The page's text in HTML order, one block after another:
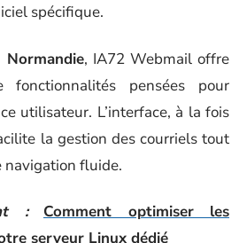
spécifique.
, IA72 Webmail offre
pensées pour
utilisateur. L’interface, à la fois
la gestion des courriels tout
navigation fluide.
:
Comment optimiser les
serveur Linux dédié